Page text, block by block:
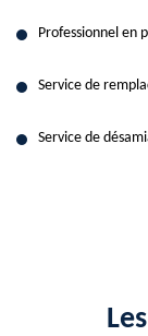
Professionnel en
Service de
Service de